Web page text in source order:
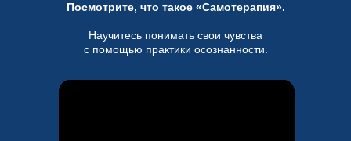
Посмотрите, что такое «Самотерапия».
Научитесь понимать свои чувства
с помощью практики осознанности.